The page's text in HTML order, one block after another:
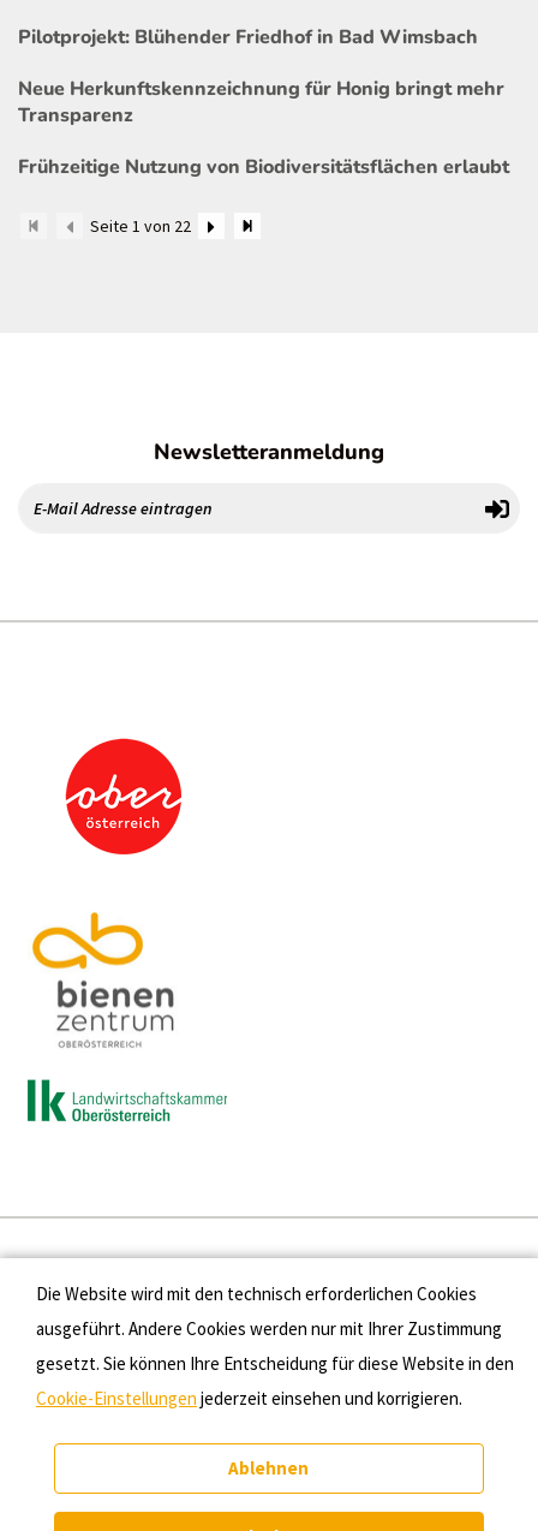
Pilotprojekt: Blühender Friedhof in Bad Wimsbach
Neue Herkunftskennzeichnung für Honig bringt mehr
Transparenz
Frühzeitige Nutzung von Biodiversitätsflächen erlaubt
Seite 1 von 22
Newsletteranmeldung
Presse
Kontakt
Datenschutz
Cookie-Einstellungen
Die Website wird mit den technisch erforderlichen Cookies
ausgeführt. Andere Cookies werden nur mit Ihrer Zustimmung
gesetzt. Sie können Ihre Entscheidung für diese Website in den
Cookie-Einstellungen jederzeit einsehen und korrigieren.
Ablehnen